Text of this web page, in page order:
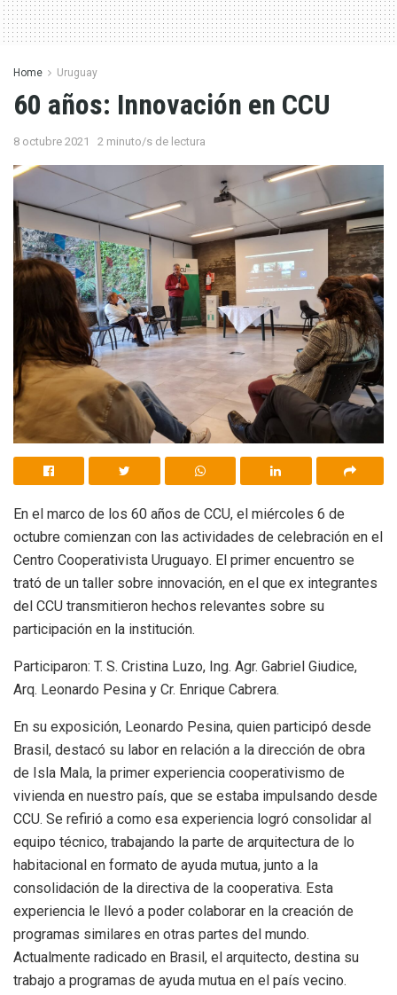
Home Uruguay
60 años: Innovación en CCU
8 octubre 2021 2 minuto/s de lectura
En el marco de los 60 años de CCU, el miércoles 6 de
octubre comienzan con las actividades de celebración en el
Centro Cooperativista Uruguayo. El primer encuentro se
trató de un taller sobre innovación, en el que ex integrantes
del CCU transmitieron hechos relevantes sobre su
participación en la institución.
Participaron: T. S. Cristina Luzo, Ing. Agr. Gabriel Giudice,
Arq. Leonardo Pesina y Cr. Enrique Cabrera.
En su exposición, Leonardo Pesina, quien participó desde
Brasil, destacó su labor en relación a la dirección de obra
de Isla Mala, la primer experiencia cooperativismo de
vivienda en nuestro país, que se estaba impulsando desde
CCU. Se refirió a como esa experiencia logró consolidar al
equipo técnico, trabajando la parte de arquitectura de lo
habitacional en formato de ayuda mutua, junto a la
consolidación de la directiva de la cooperativa. Esta
experiencia le llevó a poder colaborar en la creación de
programas similares en otras partes del mundo.
Actualmente radicado en Brasil, el arquitecto, destina su
trabajo a programas de ayuda mutua en el país vecino.